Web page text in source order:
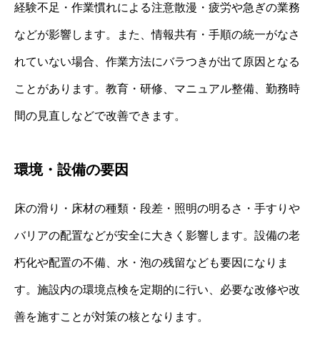
経験不足・作業慣れによる注意散漫・疲労や急ぎの業務
などが影響します。また、情報共有・手順の統一がなさ
れていない場合、作業方法にバラつきが出て原因となる
ことがあります。教育・研修、マニュアル整備、勤務時
間の見直しなどで改善できます。
環境・設備の要因
床の滑り・床材の種類・段差・照明の明るさ・手すりや
バリアの配置などが安全に大きく影響します。設備の老
朽化や配置の不備、水・泡の残留なども要因になりま
す。施設内の環境点検を定期的に行い、必要な改修や改
善を施すことが対策の核となります。